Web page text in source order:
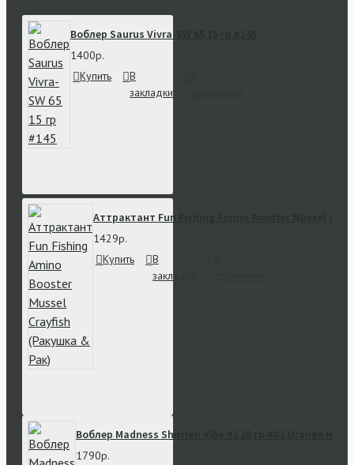
Воблер Saurus Vivra-SW 65 15 гр #145
1400р.
Купить
В
закладки
Аттрактант Fun Fishing Amino Booster Mussel
1429р.
Купить
В
закладки
Воблер Madness Shiriten Vibe 93 28 гр #03 Orange
1790р.